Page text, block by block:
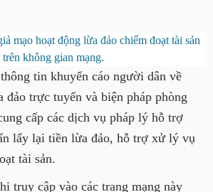
mạo hoạt động lừa đảo chiếm đoạt tài sản
trên không gian mạng.
tin khuyến cáo người dân về
đảo trực tuyến và biện pháp phòng
cấp các dịch vụ pháp lý hỗ trợ
lấy lại tiền lừa đảo, hỗ trợ xử lý vụ
tài sản.
truy cập vào các trang mạng này